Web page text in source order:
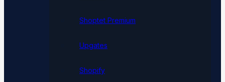
Shoptet Premium
Upgates
Shopify